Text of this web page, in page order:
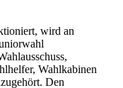
wird an
Wahlkabinen
Den